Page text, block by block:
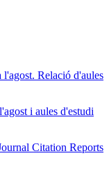
Relació d'aules
i aules d'estudi
Citation Reports